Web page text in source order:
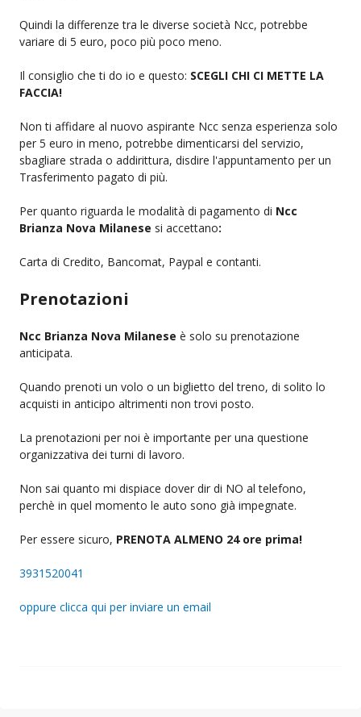
Quindi la differenze tra le diverse società Ncc, potrebbe
variare di 5 euro, poco più poco meno.
Il consiglio che ti do io e questo: SCEGLI CHI CI METTE LA
FACCIA!
Non ti affidare al nuovo aspirante Ncc senza esperienza solo
per 5 euro in meno, potrebbe dimenticarsi del servizio,
sbagliare strada o addirittura, disdire l'appuntamento per un
Trasferimento pagato di più.
Per quanto riguarda le modalità di pagamento di Ncc
Brianza Nova Milanese si accettano:
Carta di Credito, Bancomat, Paypal e contanti.
Prenotazioni
Ncc Brianza Nova Milanese è solo su prenotazione
anticipata.
Quando prenoti un volo o un biglietto del treno, di solito lo
acquisti in anticipo altrimenti non trovi posto.
La prenotazioni per noi è importante per una questione
organizzativa dei turni di lavoro.
Non sai quanto mi dispiace dover dir di NO al telefono,
perchè in quel momento le auto sono già impegnate.
Per essere sicuro, PRENOTA ALMENO 24 ore prima!
3931520041
oppure clicca qui per inviare un email